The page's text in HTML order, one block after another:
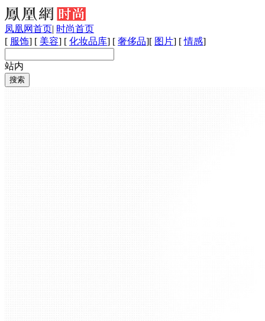
凤凰网首页| 时尚首页
[ 服饰] [ 美容] [ 化妆品库] [ 奢侈品][ 图片] [情感]
站内